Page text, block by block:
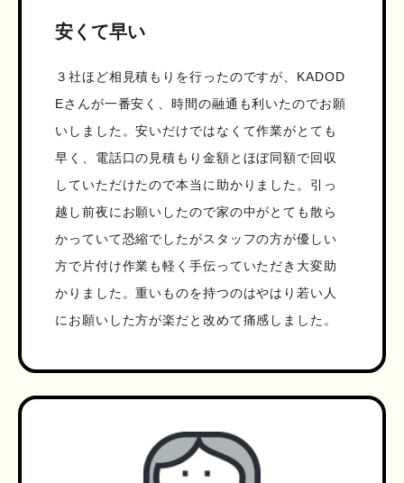
安くて早い
３社ほど相見積もりを行ったのですが、KADOD
Eさんが一番安く、時間の融通も利いたのでお願
いしました。安いだけではなくて作業がとても
早く、電話口の見積もり金額とほぼ同額で回収
していただけたので本当に助かりました。引っ
越し前夜にお願いしたので家の中がとても散ら
かっていて恐縮でしたがスタッフの方が優しい
方で片付け作業も軽く手伝っていただき大変助
かりました。重いものを持つのはやはり若い人
にお願いした方が楽だと改めて痛感しました。